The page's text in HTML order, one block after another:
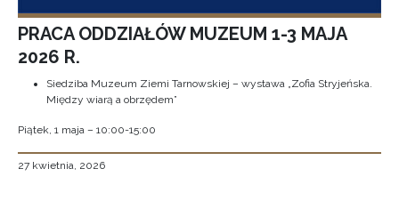
PRACA ODDZIAŁÓW MUZEUM 1-3 MAJA
2026 R.
Siedziba Muzeum Ziemi Tarnowskiej – wystawa „Zofia Stryjeńska.
Między wiarą a obrzędem”
Piątek, 1 maja – 10:00-15:00
27 kwietnia, 2026